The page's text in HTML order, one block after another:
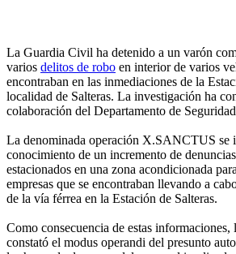
La Guardia Civil ha detenido a un varón
varios delitos de robo en interior de varios
encontraban en las inmediaciones de la
localidad de Salteras. La investigación ha
colaboración del Departamento de
La denominada operación X.SANCTUS se
conocimiento de un incremento de
estacionados en una zona acondicionada
empresas que se encontraban llevando a
de la vía férrea en la Estación de Salteras.
Como consecuencia de estas informaciones,
constató el modus operandi del presunto